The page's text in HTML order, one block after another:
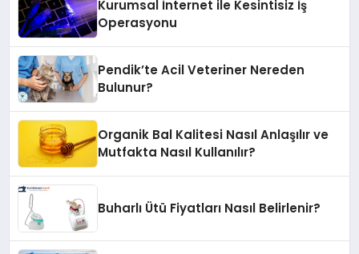
Kurumsal İnternet ile Kesintisiz İş
Operasyonu
Pendik’te Acil Veteriner Nereden
Bulunur?
Organik Bal Kalitesi Nasıl Anlaşılır ve
Mutfakta Nasıl Kullanılır?
Buharlı Ütü Fiyatları Nasıl Belirlenir?